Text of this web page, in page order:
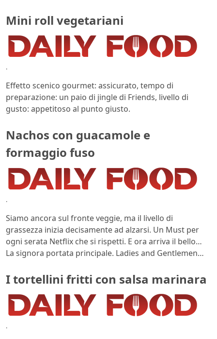
Mini roll vegetariani
.
Effetto scenico gourmet: assicurato, tempo di
preparazione: un paio di jingle di Friends, livello di
gusto: appetitoso al punto giusto.
Nachos con guacamole e
formaggio fuso
.
Siamo ancora sul fronte veggie, ma il livello di
grassezza inizia decisamente ad alzarsi. Un Must per
ogni serata Netflix che si rispetti. E ora arriva il bello…
La signora portata principale. Ladies and Gentlemen…
I tortellini fritti con salsa marinara
.